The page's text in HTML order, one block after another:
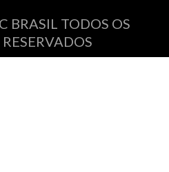
BRASIL TODOS OS